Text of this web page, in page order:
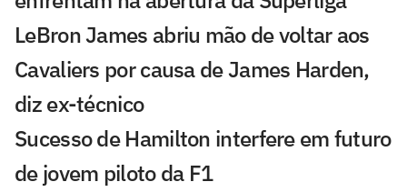
LeBron James abriu mão de voltar aos
Cavaliers por causa de James Harden,
diz ex-técnico
Sucesso de Hamilton interfere em futuro
de jovem piloto da F1